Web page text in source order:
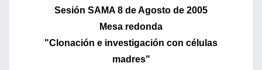
Sesión SAMA 8 de Agosto de 2005
Mesa redonda
"Clonación e investigación con células
madres"